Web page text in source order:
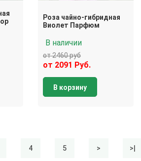
Роза чайно-гибридная
Виолет Парфюм
В наличии
от 2460 руб
от 2091 Руб.
В корзину
4 5 > >|